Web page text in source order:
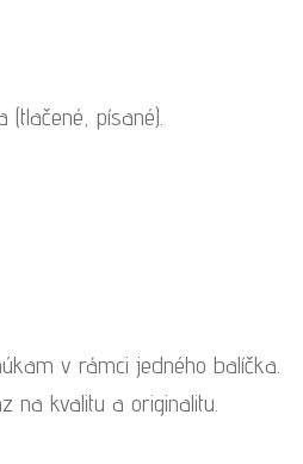
písané).
v rámci jedného balíčka.
na kvalitu a originalitu.